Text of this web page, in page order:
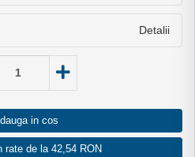
Detalii
in cos
rate de la 42,54 RON